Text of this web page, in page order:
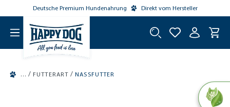
springen
Deutsche Premium Hundenahrung Direkt vom Hersteller
/ FUTTERART / NASSFUTTER